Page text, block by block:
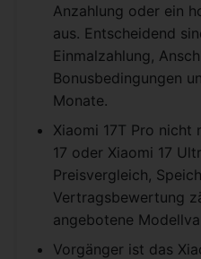
Anzahlung oder ein
aus. Entscheidend
Einmalzahlung,
Bonusbedingungen
Monate.
Xiaomi 17T Pro nicht
17 oder Xiaomi 17
Preisvergleich,
Vertragsbewertung
angebotene
Vorgänger ist das